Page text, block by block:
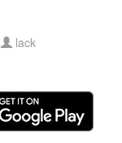
lack